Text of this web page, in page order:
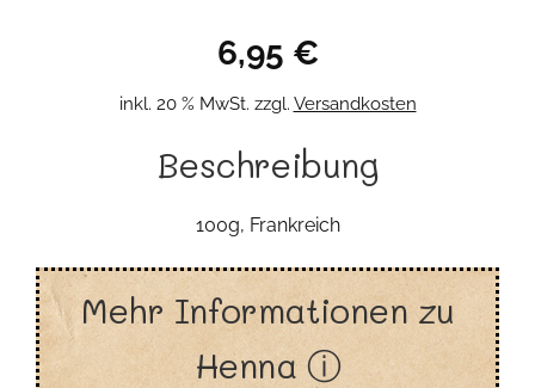
6,95 €
inkl. 20 % MwSt. zzgl. Versandkosten
Beschreibung
100g, Frankreich
Mehr Informationen zu
Henna ⓘ